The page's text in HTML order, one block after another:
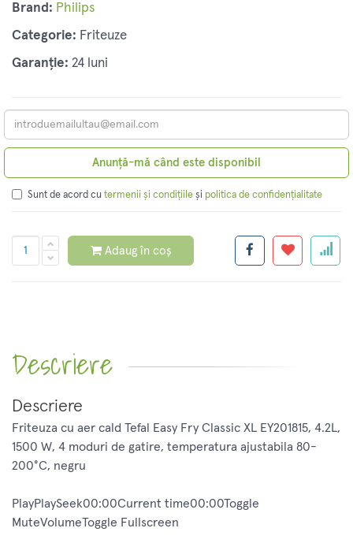
Brand: Philips
Categorie: Friteuze
Garanție: 24 luni
Anunță-mă când este disponibil
Sunt de acord cu termenii și condițiile și politica de confidențialitate
Adaug în coș
Descriere
Descriere
Friteuza cu aer cald Tefal Easy Fry Classic XL EY201815, 4.2L,
1500 W, 4 moduri de gatire, temperatura ajustabila 80-
200°C, negru
PlayPlaySeek00:00Current time00:00Toggle
MuteVolumeToggle Fullscreen